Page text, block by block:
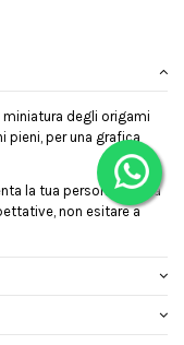
miniatura degli origami
pieni, per una grafica
la tua personalità, ma
non esitare a